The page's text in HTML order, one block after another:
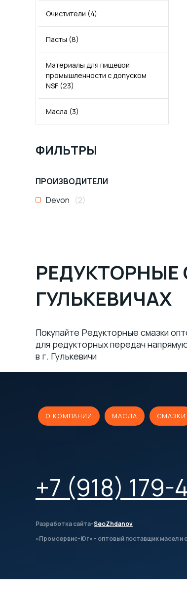
дизельных двигателей Евро-3
ГОСТ(11)
Моторное масло C3(2)
Очистители (4)
Пасты (8)
Материалы для пищевой
промышленности с допуском
NSF (23)
Масла (3)
ФИЛЬТРЫ
ПРОИЗВОДИТЕЛИ
Devon (2)
РЕДУКТОРНЫЕ
ГУЛЬКЕВИЧАХ
Покупайте Редукторные смазки
для редукторных передач
в г. Гулькевичи
О КОМПАНИИ МАСЛА СМАЗКИ
+7 (918) 179-
Разработка сайта-SeoZhdanov
«Промсервис-Юг» - оптовый поставщик масел и